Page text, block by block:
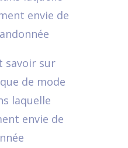
savoir sur
de mode
laquelle
envie de